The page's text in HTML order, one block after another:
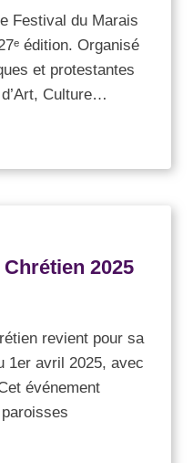
Festival du Marais
édition. Organisé
et protestantes
Culture…
2025
revient pour sa
1er avril 2025, avec
événement